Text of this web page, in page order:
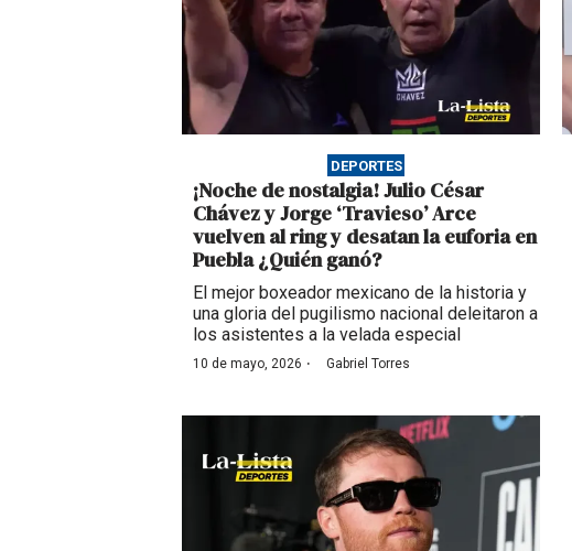
DEPORTES
¡Noche de nostalgia! Julio César
Chávez y Jorge ‘Travieso’ Arce
vuelven al ring y desatan la euforia en
Puebla ¿Quién ganó?
El mejor boxeador mexicano de la historia y
una gloria del pugilismo nacional deleitaron a
los asistentes a la velada especial
10 de mayo, 2026 · Gabriel Torres